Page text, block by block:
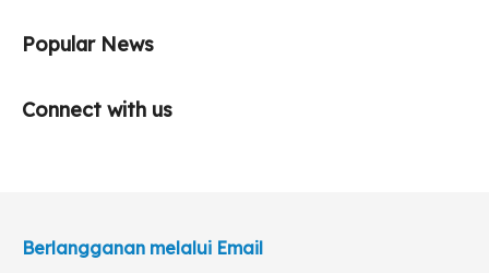
Popular News
Connect with us
Berlangganan melalui Email